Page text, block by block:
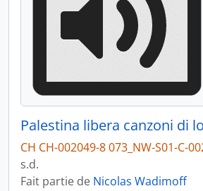
CH CH-002049-8 073_NW-S01-C-
s.d.
Fait partie de Nicolas Wadimoff